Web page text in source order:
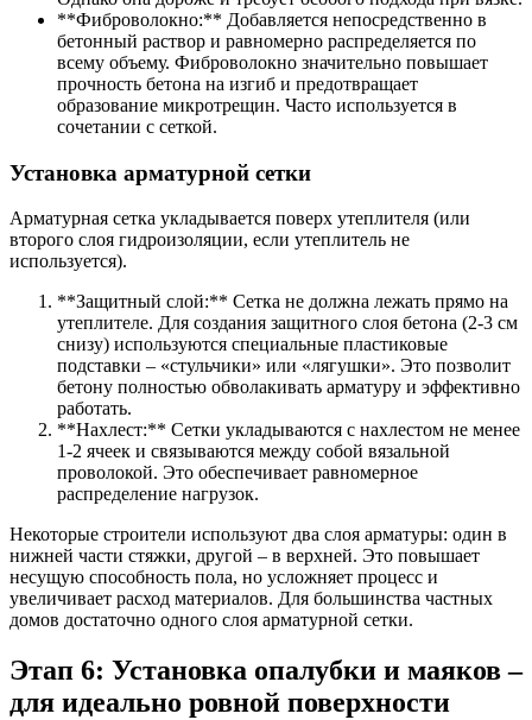
**Фиброволокно:** Добавляется непосредственно в
бетонный раствор и равномерно распределяется по
всему объему. Фиброволокно значительно повышает
прочность бетона на изгиб и предотвращает
образование микротрещин. Часто используется в
сочетании с сеткой.
Установка арматурной сетки
Арматурная сетка укладывается поверх утеплителя (или
второго слоя гидроизоляции, если утеплитель не
используется).
**Защитный слой:** Сетка не должна лежать прямо на
утеплителе. Для создания защитного слоя бетона (2-3 см
снизу) используются специальные пластиковые
подставки – «стульчики» или «лягушки». Это позволит
бетону полностью обволакивать арматуру и эффективно
работать.
**Нахлест:** Сетки укладываются с нахлестом не менее
1-2 ячеек и связываются между собой вязальной
проволокой. Это обеспечивает равномерное
распределение нагрузок.
Некоторые строители используют два слоя арматуры: один в
нижней части стяжки, другой – в верхней. Это повышает
несущую способность пола, но усложняет процесс и
увеличивает расход материалов. Для большинства частных
домов достаточно одного слоя арматурной сетки.
Этап 6: Установка опалубки и маяков –
для идеально ровной поверхности